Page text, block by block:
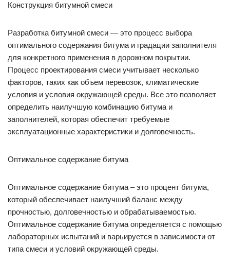
Конструкция битумной смеси
Разработка битумной смеси — это процесс выбора
оптимального содержания битума и градации заполнителя
для конкретного применения в дорожном покрытии.
Процесс проектирования смеси учитывает несколько
факторов, таких как объем перевозок, климатические
условия и условия окружающей среды. Все это позволяет
определить наилучшую комбинацию битума и
заполнителей, которая обеспечит требуемые
эксплуатационные характеристики и долговечность.
Оптимальное содержание битума
Оптимальное содержание битума – это процент битума,
который обеспечивает наилучший баланс между
прочностью, долговечностью и обрабатываемостью.
Оптимальное содержание битума определяется с помощью
лабораторных испытаний и варьируется в зависимости от
типа смеси и условий окружающей среды.